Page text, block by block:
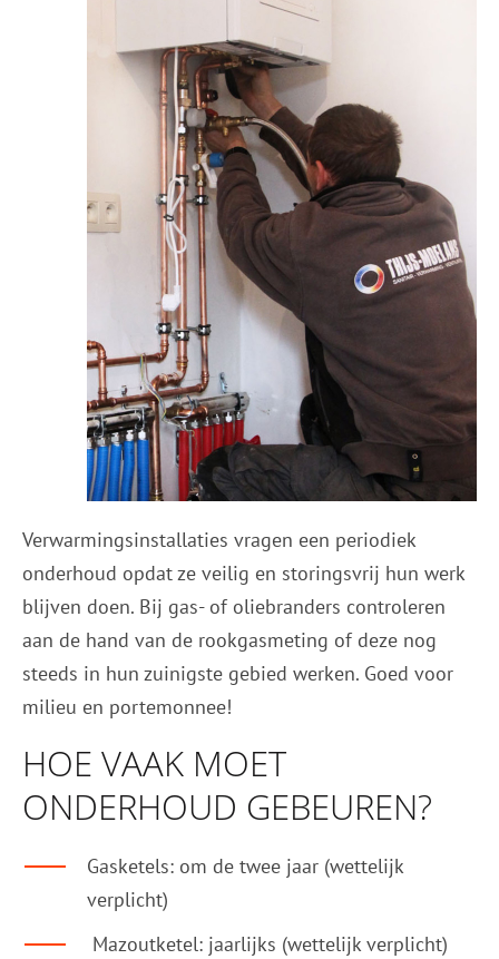
Verwarmingsinstallaties vragen een periodiek
onderhoud opdat ze veilig en storingsvrij hun werk
blijven doen. Bij gas- of oliebranders controleren
aan de hand van de rookgasmeting of deze nog
steeds in hun zuinigste gebied werken. Goed voor
milieu en portemonnee!
HOE VAAK MOET
ONDERHOUD GEBEUREN?
Gasketels: om de twee jaar (wettelijk
verplicht)
Mazoutketel: jaarlijks (wettelijk verplicht)